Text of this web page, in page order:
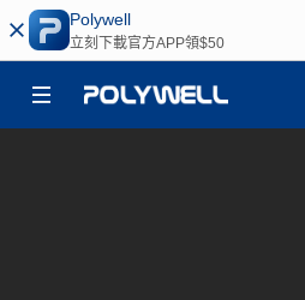
Polywell
立刻下載官方APP領$50